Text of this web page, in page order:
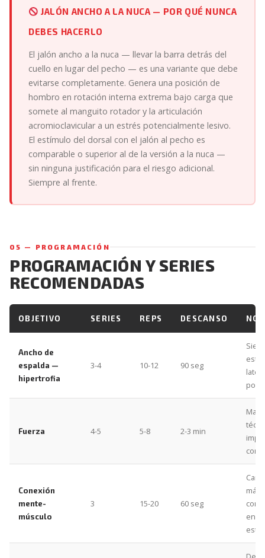
JALÓN ANCHO A LA NUCA — POR QUÉ NUNCA
DEBES HACERLO
El jalón ancho a la nuca — llevar la barra detrás del
cuello en lugar del pecho — es una variante que debe
evitarse completamente. Genera una posición de
hombro en rotación interna extrema bajo carga que
somete al manguito rotador y la articulación
acromioclavicular a un estrés potencialmente lesivo.
El estímulo del dorsal con el jalón al pecho es
comparable o superior al de la versión a la nuca —
sin ninguna justificación para el riesgo adicional.
Siempre al frente.
05 — PROGRAMACIÓN
PROGRAMACIÓN Y SERIES
RECOMENDADAS
OBJETIVO SERIES REPS DESCANSO
Ancho de
espalda —
hipertrofia
3-4 10-12 90 seg
Fuerza 4-5 5-8 2-3 min
con
Conexión
mente-
músculo
3 15-20 60 seg
en el